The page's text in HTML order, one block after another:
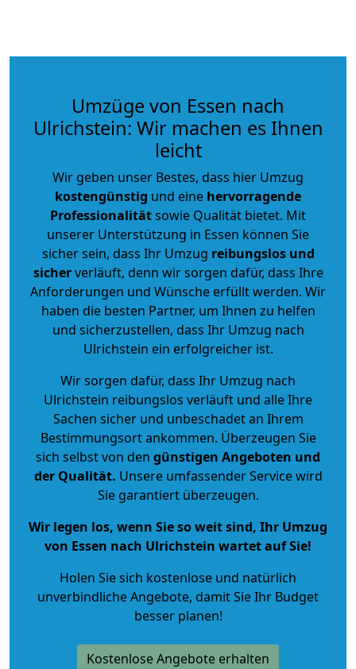
Umzüge von Essen nach
Ulrichstein: Wir machen es Ihnen
leicht
Wir geben unser Bestes, dass hier Umzug
kostengünstig und eine hervorragende
Professionalitätsowie Qualität bietet. Mit
unserer Unterstützung in Essen können Sie
sicher sein, dass Ihr Umzug reibungslos und
sicherverläuft, denn wir sorgen dafür, dass Ihre
Anforderungen und Wünsche erfüllt werden. Wir
haben die besten Partner, um Ihnen zu helfen
und sicherzustellen, dass Ihr Umzug nach
Ulrichstein ein erfolgreicher ist.
Wir sorgen dafür, dass Ihr Umzug nach
Ulrichstein reibungslos verläuft und alle Ihre
Sachen sicher und unbeschadet an Ihrem
Bestimmungsort ankommen. Überzeugen Sie
sich selbst von den günstigen Angeboten und
der Qualität. Unsere umfassender Service wird
Sie garantiert überzeugen.
Wir legen los, wenn Sie so weit sind, Ihr Umzug
von Essen nach Ulrichstein wartet auf Sie!
Holen Sie sich kostenlose und natürlich
unverbindliche Angebote, damit Sie Ihr Budget
besser planen!
Kostenlose Angebote erhalten